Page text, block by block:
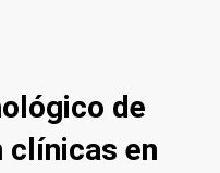
de
clínicas en